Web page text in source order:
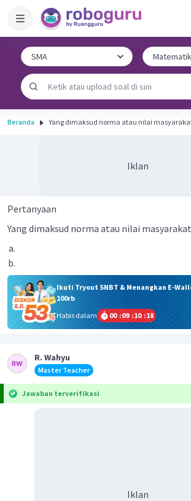
Beranda Yang dimaksud norma atau nilai
Iklan
Pertanyaan
Yang dimaksud norma atau nilai
Ikuti Tryout SNBT & Menangkan E-
100rb
Habis dalam
00 :09 :10 :18
R. Wahyu
Master Teacher
Jawaban terverifikasi
Iklan